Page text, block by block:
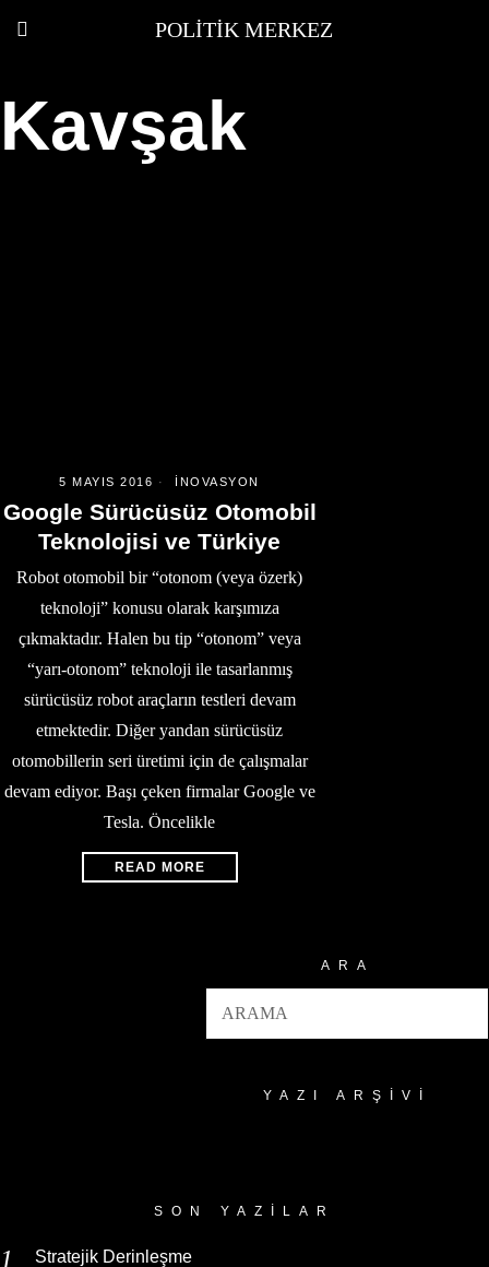
POLITIK MERKEZ
Kavşak
5 MAYIS 2016 İNOVASYON
Google Sürücüsüz Otomobil
Teknolojisi ve Türkiye
Robot otomobil bir “otonom (veya özerk)
teknoloji” konusu olarak karşımıza
çıkmaktadır. Halen bu tip “otonom” veya
“yarı-otonom” teknoloji ile tasarlanmış
sürücüsüz robot araçların testleri devam
etmektedir. Diğer yandan sürücüsüz
otomobillerin seri üretimi için de çalışmalar
devam ediyor. Başı çeken firmalar Google ve
Tesla. Öncelikle
READ MORE
ARA
YAZI ARŞIVI
SON YAZILAR
Stratejik Derinleşme